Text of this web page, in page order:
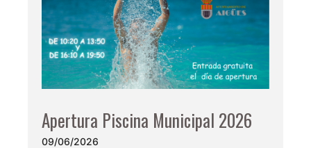
Apertura Piscina Municipal 2026
09/06/2026